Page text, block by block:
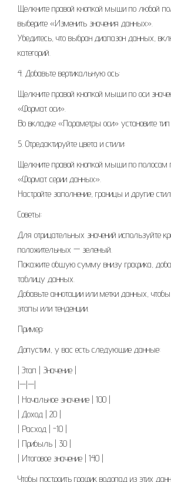
Щелкните правой кнопкой мыши по любой
выберите «Изменить значения данных».
Убедитесь, что выбран диапазон данных,
категорий.
4. Добавьте вертикальную ось:
Щелкните правой кнопкой мыши по оси
«Формат оси».
Во вкладке «Параметры оси» установите
5. Отредактируйте цвета и стили:
Щелкните правой кнопкой мыши по полосам
«Формат серии данных».
Настройте заполнение, границы и другие
Советы:
Для отрицательных значений используйте
положительных — зеленый.
Покажите общую сумму внизу графика,
таблицу данных.
Добавьте аннотации или метки данных,
этапы или тенденции.
Пример:
Допустим, у вас есть следующие данные:
| Этап | Значение |
|—|—|
| Начальное значение | 100 |
| Доход | 20 |
| Расход | -10 |
| Прибыль | 30 |
| Итоговое значение | 140 |
Чтобы построить график водопад из этих